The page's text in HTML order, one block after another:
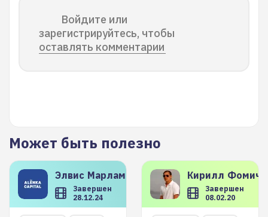
Войдите или
зарегистрируйтесь, чтобы
оставлять комментарии
Может быть полезно
Элвис Марламов
Завершен
28.12.24
Кирилл
Завершен
08.02.20